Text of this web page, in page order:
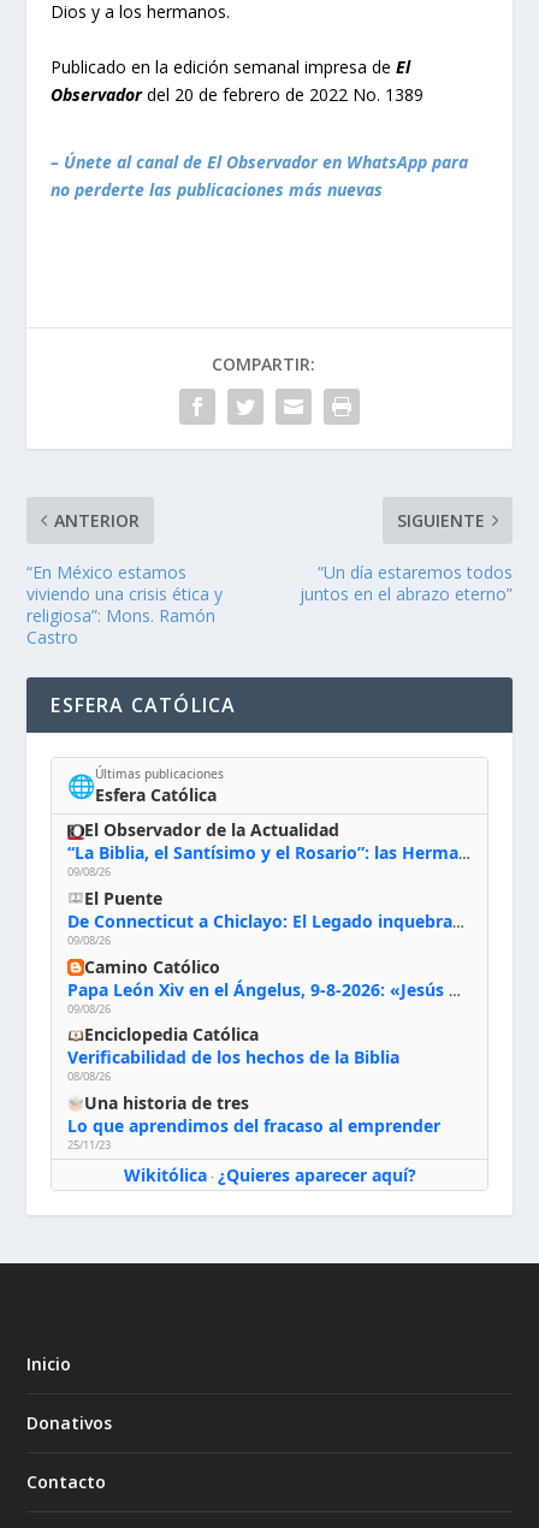
Dios y a los hermanos.
Publicado en la edición semanal impresa deEl
Observadordel 20 de febrero de 2022 No. 1389
– Únete al canal de El Observador en WhatsApp para
no perderte las publicaciones más nuevas
COMPARTIR:
ANTERIOR
“En México estamos
viviendo una crisis ética y
religiosa”: Mons. Ramón
Castro
SIGUIENTE
“Un día estaremos todos
juntos en el abrazo eterno”
ESFERA CATÓLICA
🌐Últimas publicaciones
Esfera Católica
El Observador de la Actualidad
“La Biblia, el Santísimo y el Rosario”: las Hermanas de Belén, evacuadas por el incendio de Huelva, España
09/08/26
El Puente
De Connecticut a Chiclayo: El Legado inquebrantable de Monseñor Juan Tomis Stack
09/08/26
Camino Católico
Papa León Xiv en el Ángelus, 9-8-2026: «Jesús no nos abandona y si lo acogemos con humildad con la oración, los sacramentos y la escucha de su Palabra, en Él encontraremos paz, luz y fuerza para nuestro camino»
09/08/26
Enciclopedia Católica
Verificabilidad de los hechos de la Biblia
08/08/26
Una historia de tres
Lo que aprendimos del fracaso al emprender
25/11/23
Wikitólica· ¿Quieres aparecer aquí?
Inicio
Donativos
Contacto